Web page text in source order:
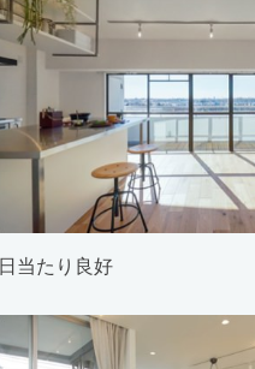
日当たり良好